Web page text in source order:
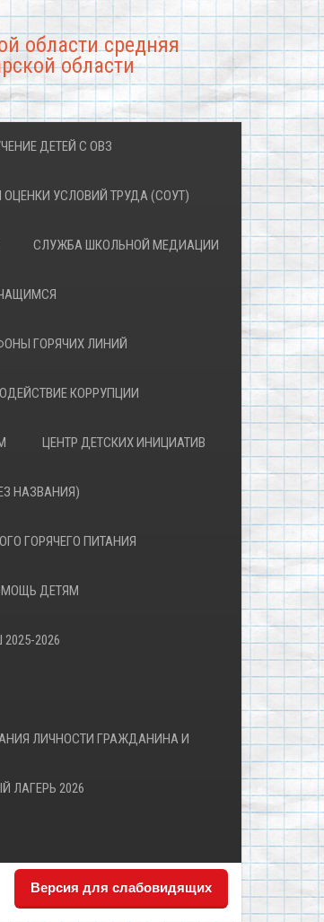
области средняя
области
ДЕТЕЙ С ОВЗ
УСЛОВИЙ ТРУДА (СОУТ)
СЛУЖБА ШКОЛЬНОЙ МЕДИАЦИИ
ГОРЯЧИХ ЛИНИЙ
КОРРУПЦИИ
ЦЕНТР ДЕТСКИХ ИНИЦИАТИВ
НАЗВАНИЯ)
ГОРЯЧЕГО ПИТАНИЯ
ДЕТЯМ
2026
ЛИЧНОСТИ ГРАЖДАНИНА И
ЛАГЕРЬ 2026
Версия для слабовидящих